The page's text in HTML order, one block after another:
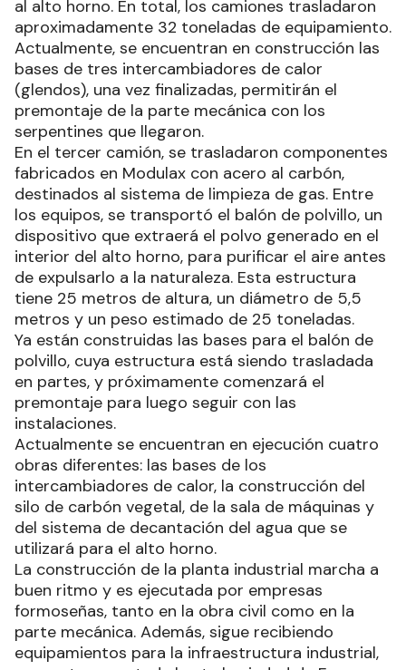
al alto horno. En total, los camiones trasladaron
aproximadamente 32 toneladas de equipamiento.
Actualmente, se encuentran en construcción las
bases de tres intercambiadores de calor
(glendos), una vez finalizadas, permitirán el
premontaje de la parte mecánica con los
serpentines que llegaron.
En el tercer camión, se trasladaron componentes
fabricados en Modulax con acero al carbón,
destinados al sistema de limpieza de gas. Entre
los equipos, se transportó el balón de polvillo, un
dispositivo que extraerá el polvo generado en el
interior del alto horno, para purificar el aire antes
de expulsarlo a la naturaleza. Esta estructura
tiene 25 metros de altura, un diámetro de 5,5
metros y un peso estimado de 25 toneladas.
Ya están construidas las bases para el balón de
polvillo, cuya estructura está siendo trasladada
en partes, y próximamente comenzará el
premontaje para luego seguir con las
instalaciones.
Actualmente se encuentran en ejecución cuatro
obras diferentes: las bases de los
intercambiadores de calor, la construcción del
silo de carbón vegetal, de la sala de máquinas y
del sistema de decantación del agua que se
utilizará para el alto horno.
La construcción de la planta industrial marcha a
buen ritmo y es ejecutada por empresas
formoseñas, tanto en la obra civil como en la
parte mecánica. Además, sigue recibiendo
equipamientos para la infraestructura industrial,